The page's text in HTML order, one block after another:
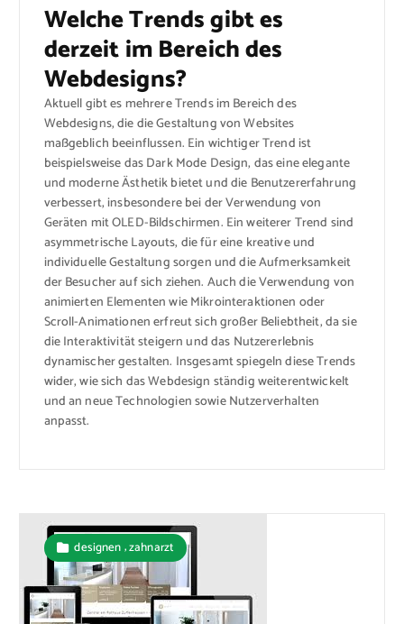
Welche Trends gibt es
derzeit im Bereich des
Webdesigns?
Aktuell gibt es mehrere Trends im Bereich des
Webdesigns, die die Gestaltung von Websites
maßgeblich beeinflussen. Ein wichtiger Trend ist
beispielsweise das Dark Mode Design, das eine elegante
und moderne Ästhetik bietet und die Benutzererfahrung
verbessert, insbesondere bei der Verwendung von
Geräten mit OLED-Bildschirmen. Ein weiterer Trend sind
asymmetrische Layouts, die für eine kreative und
individuelle Gestaltung sorgen und die Aufmerksamkeit
der Besucher auf sich ziehen. Auch die Verwendung von
animierten Elementen wie Mikrointeraktionen oder
Scroll-Animationen erfreut sich großer Beliebtheit, da sie
die Interaktivität steigern und das Nutzererlebnis
dynamischer gestalten. Insgesamt spiegeln diese Trends
wider, wie sich das Webdesign ständig weiterentwickelt
und an neue Technologien sowie Nutzerverhalten
anpasst.
designen,zahnarzt